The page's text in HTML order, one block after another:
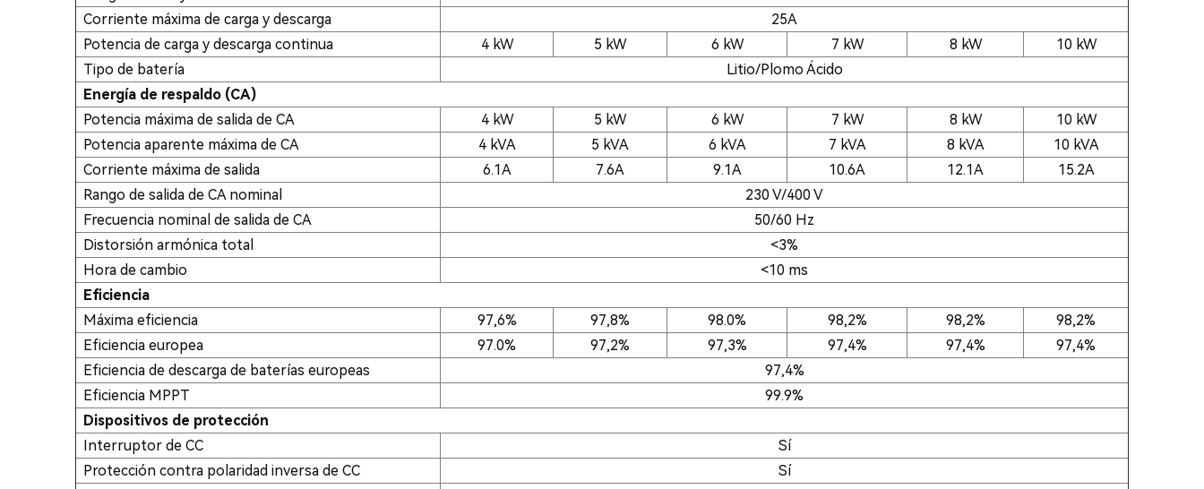
Corriente máxima de carga y descarga
25A
Potencia de carga y descarga continua
4 kW 5 kW 6 kW 7 kW 8 kW
10 kW
Tipo de batería
Litio/Plomo Ácido
Energía de respaldo (CA)
Potencia máxima de salida de CA
4 kW 5 kW 6 kW 7 kW 8 kW
10 kW
Potencia aparente máxima de CA
4 kVA 5 kVA 6 kVA 7 kVA 8 kVA
10 kVA
Corriente máxima de salida
6.1A 7.6A 9.1A 10.6A 12.1A
15.2A
Rango de salida de CA nominal
230 V/400 V
Frecuencia nominal de salida de CA
50/60 Hz
Distorsión armónica total
<3%
Hora de cambio
<10 ms
Eficiencia
Máxima eficiencia
97,6% 97,8% 98.0% 98,2% 98,2%
98,2%
Eficiencia europea
97.0% 97,2% 97,3% 97,4% 97,4%
97,4%
Eficiencia de descarga de baterías europeas
97,4%
Eficiencia MPPT
99.9%
Dispositivos de protección
Interruptor de CC
Sí
Protección contra polaridad inversa de CC
Sí